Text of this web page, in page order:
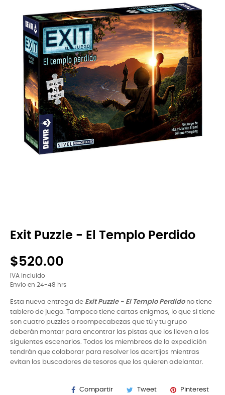
Exit Puzzle - El Templo Perdido
$520.00
IVA incluido
Envío en 24-48 hrs
Esta nueva entrega de Exit Puzzle - El Templo Perdidono tiene
tablero de juego. Tampoco tiene cartas enigmas, lo que si tiene
son cuatro puzzles o roompecabezas que tú y tu grupo
deberán montar para encontrar las pistas que los lleven a los
siguientes escenarios. Todos los miembreos de la expedición
tendrán que colaborar para resolver los acertijos mientras
evitan los buscadores de tesoros que los quieren adelantar.
Compartir Tweet Pinterest